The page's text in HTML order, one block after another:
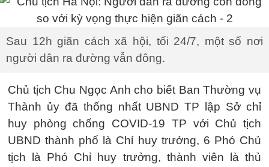
Sau 12h giãn cách xã hội, tối 24/7, một số nơi
người dân ra đường vẫn đông.
Chủ tịch Chu Ngọc Anh cho biết Ban Thường vụ
Thành ủy đã thống nhất UBND TP lập Sở chỉ
huy phòng chống COVID-19 TP với Chủ tịch
UBND thành phố là Chỉ huy trưởng, 6 Phó Chủ
tịch là Phó Chỉ huy trưởng, thành viên là thủ